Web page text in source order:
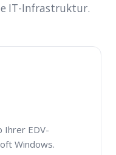
IT-Infrastruktur.
Ihrer EDV-
Windows.